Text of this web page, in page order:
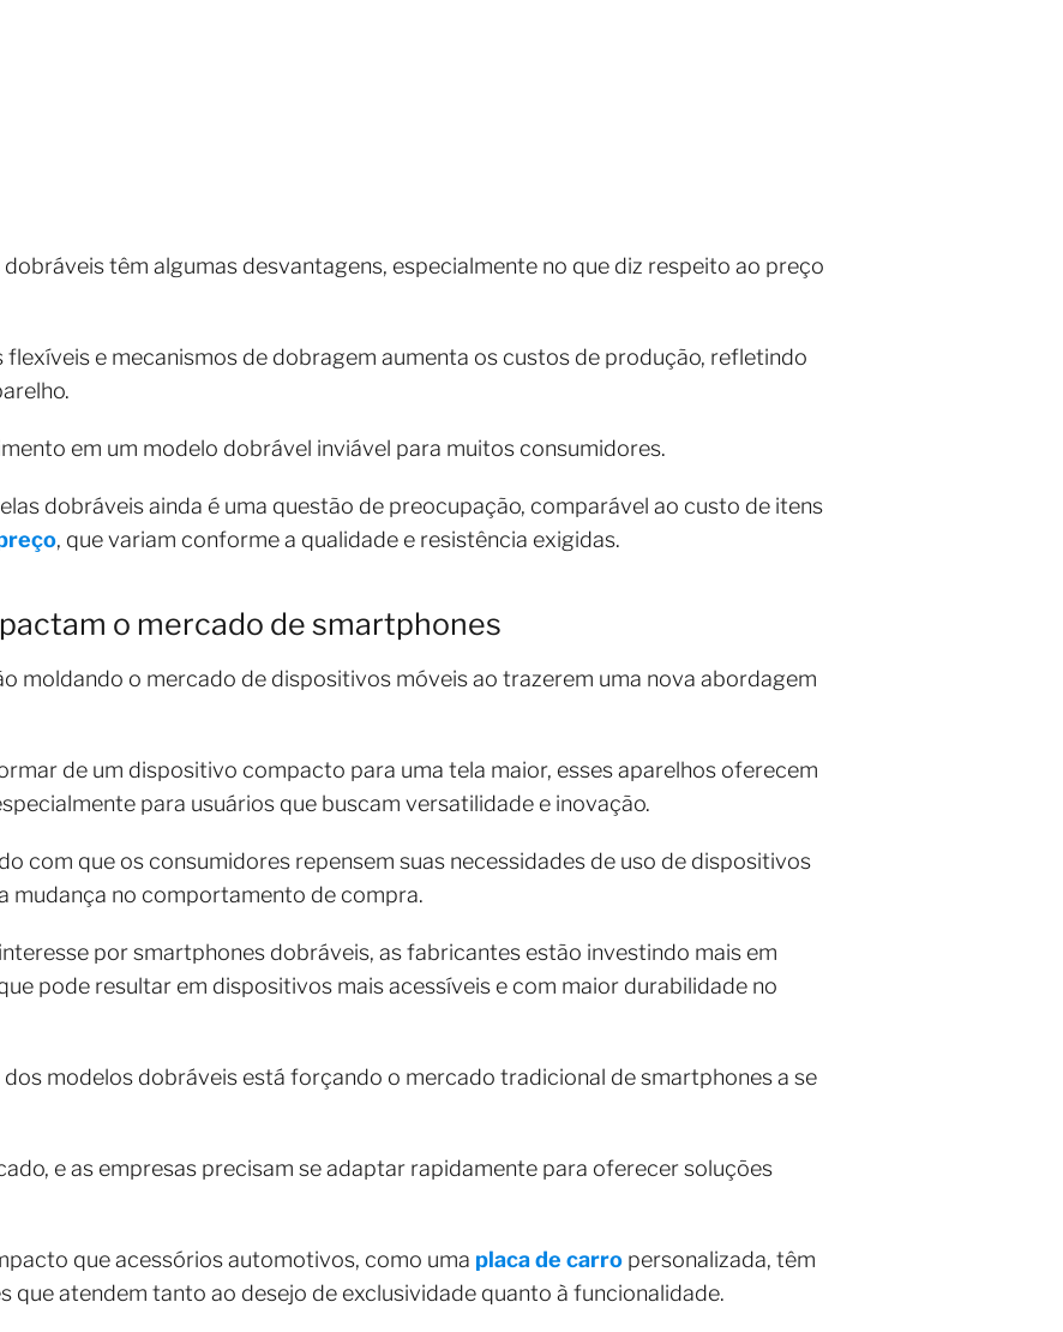
têm algumas desvantagens, especialmente no que diz respeito ao preço
e mecanismos de dobragem aumenta os custos de produção, refletindo
em um modelo dobrável inviável para muitos consumidores.
dobráveis ainda é uma questão de preocupação, comparável ao custo de itens
, que variam conforme a qualidade e resistência exigidas.
o mercado de smartphones
moldando o mercado de dispositivos móveis ao trazerem uma nova abordagem
de um dispositivo compacto para uma tela maior, esses aparelhos oferecem
para usuários que buscam versatilidade e inovação.
com que os consumidores repensem suas necessidades de uso de dispositivos
mudança no comportamento de compra.
por smartphones dobráveis, as fabricantes estão investindo mais em
pode resultar em dispositivos mais acessíveis e com maior durabilidade no
modelos dobráveis está forçando o mercado tradicional de smartphones a se
e as empresas precisam se adaptar rapidamente para oferecer soluções
que acessórios automotivos, como uma placa de carro personalizada, têm
que atendem tanto ao desejo de exclusividade quanto à funcionalidade.